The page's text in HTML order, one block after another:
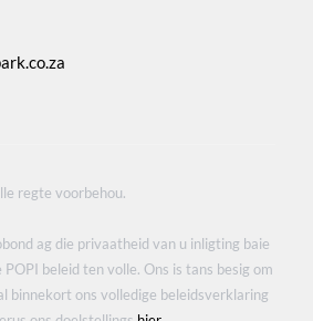
regte voorbehou.
ag die privaatheid van u inligting baie
beleid ten volle. Ons is tans besig om
binnekort ons volledige beleidsverklaring